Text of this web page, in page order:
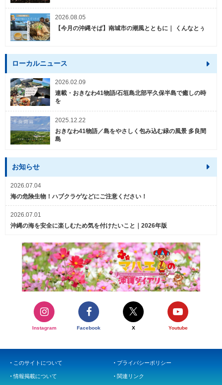
2026.08.05
【今月の沖縄そば】南城市の潮風とともに｜ くんなとぅ
ローカルニュース
2026.02.09
連載・おきなわ41物語/石垣島北部平久保半島で癒しの時
を
2025.12.22
おきなわ41物語／島をやさしく包み込む緑の風景 多良間
島
お知らせ
2026.07.04
海の危険生物！ハブクラゲなどにご注意ください！
2026.07.01
沖縄の海を安全に楽しむため気を付けたいこと｜2026年版
Instagram Facebook X Youtube
このサイトについて プライバシーポリシー
情報掲載について 関連リンク